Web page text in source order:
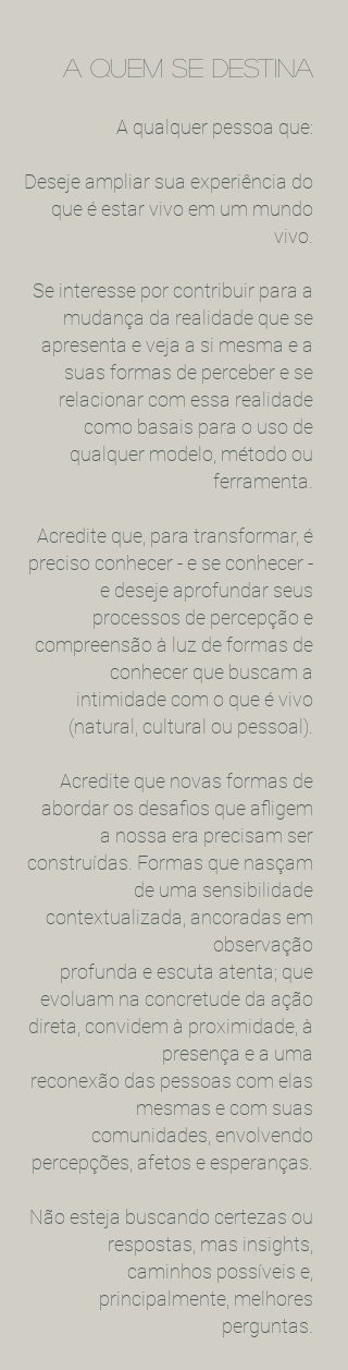
a quem se destina
A qualquer pessoa que:
Deseje ampliar sua experiência do
que é estar vivo em um mundo
vivo.
Se interesse por contribuir para a
mudança da realidade que se
apresenta e veja a si mesma e a
suas formas de perceber e se
relacionar com essa realidade
como basais para o uso de
qualquer modelo, método ou
ferramenta.
Acredite que, para transformar, é
preciso conhecer - e se conhecer -
e deseje aprofundar seus
processos de percepção e
compreensão à luz de formas de
conhecer que buscam a
intimidade com o que é vivo
(natural, cultural ou pessoal).
Acredite que novas formas de
abordar os desafios que afligem
a nossa era precisam ser
construídas. Formas que nasçam
de uma sensibilidade
contextualizada, ancoradas em
observação
profunda e escuta atenta; que
evoluam na concretude da ação
direta, convidem à proximidade, à
presença e a uma
reconexão das pessoas com elas
mesmas e com suas
comunidades, envolvendo
percepções, afetos e esperanças.
Não esteja buscando certezas ou
respostas, mas insights,
caminhos possíveis e,
principalmente, melhores
perguntas.